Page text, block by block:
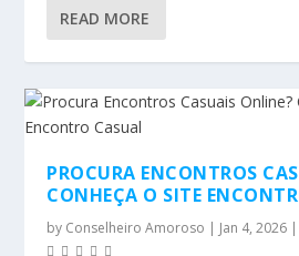
READ MORE
PROCURA ENCONTROS
CONHEÇA O SITE
by Conselheiro Amoroso | Jan 4, 2026 |